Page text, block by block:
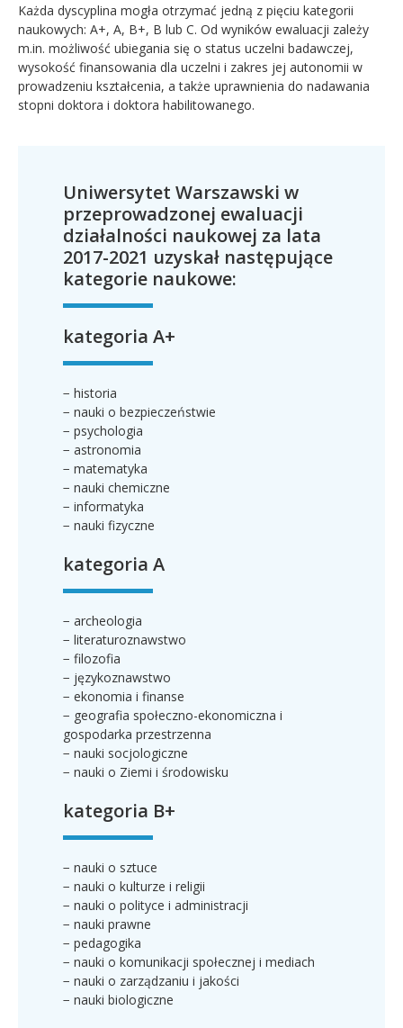
Każda dyscyplina mogła otrzymać jedną z pięciu kategorii
naukowych: A+, A, B+, B lub C. Od wyników ewaluacji zależy
m.in. możliwość ubiegania się o status uczelni badawczej,
wysokość finansowania dla uczelni i zakres jej autonomii w
prowadzeniu kształcenia, a także uprawnienia do nadawania
stopni doktora i doktora habilitowanego.
Uniwersytet Warszawski w
przeprowadzonej ewaluacji
działalności naukowej za lata
2017-2021 uzyskał następujące
kategorie naukowe:
kategoria A+
− historia
− nauki o bezpieczeństwie
− psychologia
− astronomia
− matematyka
− nauki chemiczne
− informatyka
− nauki fizyczne
kategoria A
− archeologia
− literaturoznawstwo
− filozofia
− językoznawstwo
− ekonomia i finanse
− geografia społeczno-ekonomiczna i
gospodarka przestrzenna
− nauki socjologiczne
− nauki o Ziemi i środowisku
kategoria B+
− nauki o sztuce
− nauki o kulturze i religii
− nauki o polityce i administracji
− nauki prawne
− pedagogika
− nauki o komunikacji społecznej i mediach
− nauki o zarządzaniu i jakości
− nauki biologiczne